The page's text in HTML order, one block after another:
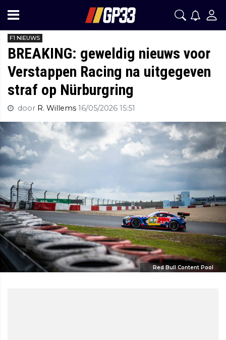
F1 NIEUWS
BREAKING: geweldig nieuws voor
Verstappen Racing na uitgegeven
straf op Nürburgring
door R. Willems 16/05/2026 15:51
Red Bull Content Pool